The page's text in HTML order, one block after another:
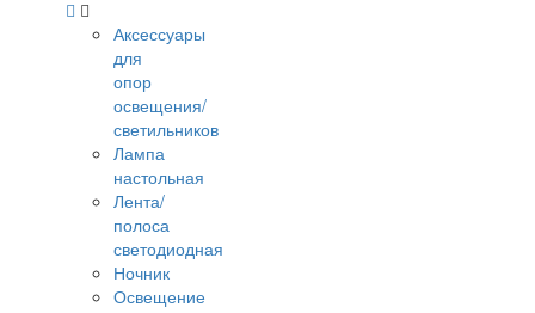
Аксессуары
для
опор
освещения/
светильников
Лампа
настольная
Лента/
полоса
светодиодная
Ночник
Освещение